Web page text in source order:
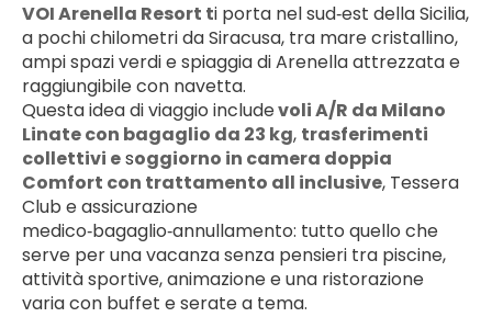
VOI Arenella Resort ti porta nel sud‑est della Sicilia,
a pochi chilometri da Siracusa, tra mare cristallino,
ampi spazi verdi e spiaggia di Arenella attrezzata e
raggiungibile con navetta.
Questa idea di viaggio include voli A/R da Milano
Linate con bagaglio da 23 kg, trasferimenti
collettivi e soggiorno in camera doppia
Comfort con trattamento all inclusive, Tessera
Club e assicurazione
medico‑bagaglio‑annullamento: tutto quello che
serve per una vacanza senza pensieri tra piscine,
attività sportive, animazione e una ristorazione
varia con buffet e serate a tema.